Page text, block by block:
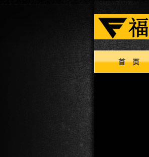
首 页